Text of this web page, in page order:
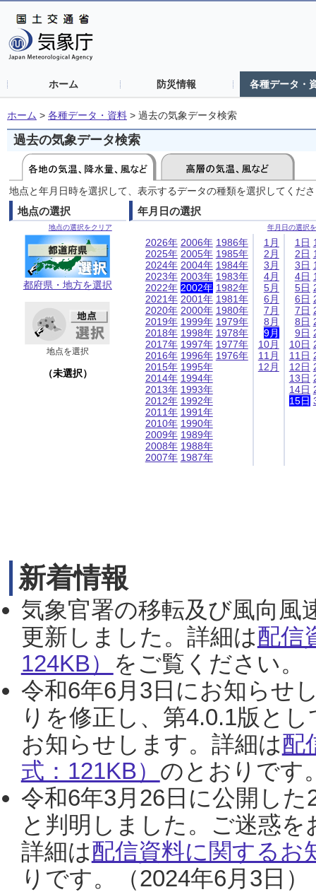
ホーム 防災情報 各種データ・
ホーム > 各種データ・資料 > 過去の気象データ検索
過去の気象データ検索
地点と年月日時を選択して、表示するデータの種類を選択してくだ
地点の選択
地点の選択をクリア
都府県・地方を選択
地点を選択
（未選択）
年月日の選択
年月日の選択
2026年
2025年
2024年
2023年
2022年
2021年
2020年
2019年
2018年
2017年
2016年
2015年
2014年
2013年
2012年
2011年
2010年
2009年
2008年
2007年
2006年
2005年
2004年
2003年
2002年
2001年
2000年
1999年
1998年
1997年
1996年
1995年
1994年
1993年
1992年
1991年
1990年
1989年
1988年
1987年
1986年
1985年
1984年
1983年
1982年
1981年
1980年
1979年
1978年
1977年
1976年
1月
2月
3月
4月
5月
6月
7月
8月
9月
10月
11月
12月
1日
2日
3日
4日
5日
6日
7日
8日
9日
10日
11日
12日
13日
14日
15日
新着情報
気象官署の移転及び風向風
更新しました。詳細は配信
124KB） をご覧ください。
令和6年6月3日にお知らせ
りを修正し、第4.0.1版と
お知らせします。詳細は配
式：121KB） のとおりです
令和6年3月26日に公開し
と判明しました。ご迷惑
詳細は配信資料に関するお
りです。（2024年6月3日）